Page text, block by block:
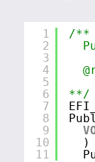
1
2
3
4
5
6
7
8
9
10
11
/**
**/
)